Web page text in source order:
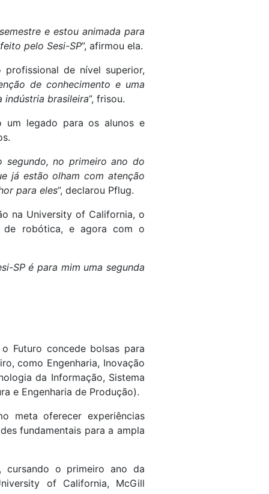
e estou animada para
pelo Sesi-SP”, afirmou ela.
de nível superior,
de conhecimento e uma
indústria brasileira”, frisou.
um legado para os alunos e
segundo, no primeiro ano do
já estão olham com atenção
para eles”, declarou Pflug.
na University of California, o
de robótica, e agora com o
SP é para mim uma segunda
Futuro concede bolsas para
como Engenharia, Inovação
da Informação, Sistema
e Engenharia de Produção).
meta oferecer experiências
fundamentais para a ampla
cursando o primeiro ano da
of California, McGill